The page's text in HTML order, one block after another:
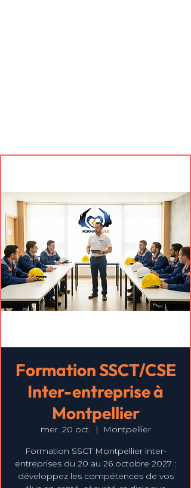
Formation SSCT/CSE
Inter-entreprise à
Montpellier
mer. 20 oct.
  |
Montpellier
Formation SSCT Montpellier inter-
entreprises du 20 au 26 octobre 2027 :
développez les compétences de vos